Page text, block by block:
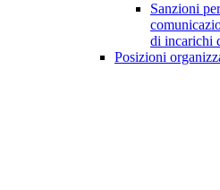
Sanzioni
di incarichi
Posizioni